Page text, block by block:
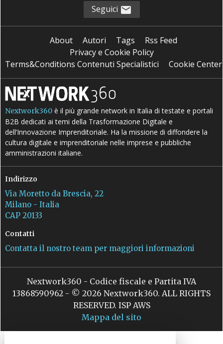
Seguici
About Autori Tags
Rss Feed
Privacy e Cookie Policy
Terms&Conditions Contenuti Specialistici
Cookie Center
Nextwork360 è il più grande network in Italia di testate e portali
B2B dedicati ai temi della Trasformazione Digitale e
dell’Innovazione Imprenditoriale. Ha la missione di diffondere la
cultura digitale e imprenditoriale nelle imprese e pubbliche
amministrazioni italiane.
Indirizzo
Via Moretto da Brescia, 22
Milano - Italia
CAP 20133
Contatti
Contatta il nostro team per maggiori informazioni
Nextwork360 - Codice fiscale e Partita IVA
13868590962 - © 2026 Nextwork360. ALL RIGHTS
RESERVED. ISP AWS
Mappa del sito